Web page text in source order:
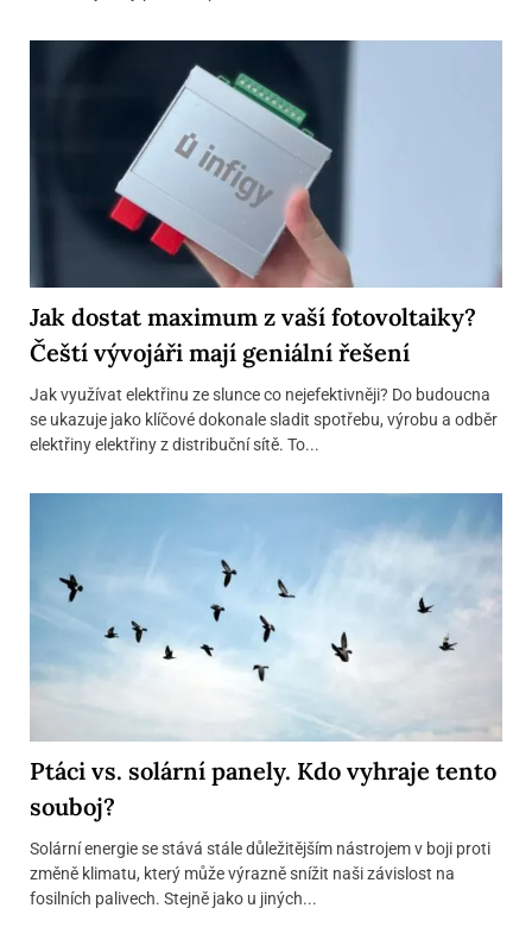
Jak dostat maximum z vaší fotovoltaiky?
Čeští vývojáři mají geniální řešení
Jak využívat elektřinu ze slunce co nejefektivněji? Do budoucna
se ukazuje jako klíčové dokonale sladit spotřebu, výrobu a odběr
elektřiny elektřiny z distribuční sítě. To...
Ptáci vs. solární panely. Kdo vyhraje tento
souboj?
Solární energie se stává stále důležitějším nástrojem v boji proti
změně klimatu, který může výrazně snížit naši závislost na
fosilních palivech. Stejně jako u jiných...